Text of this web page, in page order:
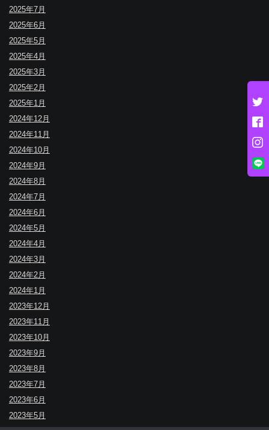
2025年7月
2025年6月
2025年5月
2025年4月
2025年3月
2025年2月
2025年1月
2024年12月
2024年11月
2024年10月
2024年9月
2024年8月
2024年7月
2024年6月
2024年5月
2024年4月
2024年3月
2024年2月
2024年1月
2023年12月
2023年11月
2023年10月
2023年9月
2023年8月
2023年7月
2023年6月
2023年5月